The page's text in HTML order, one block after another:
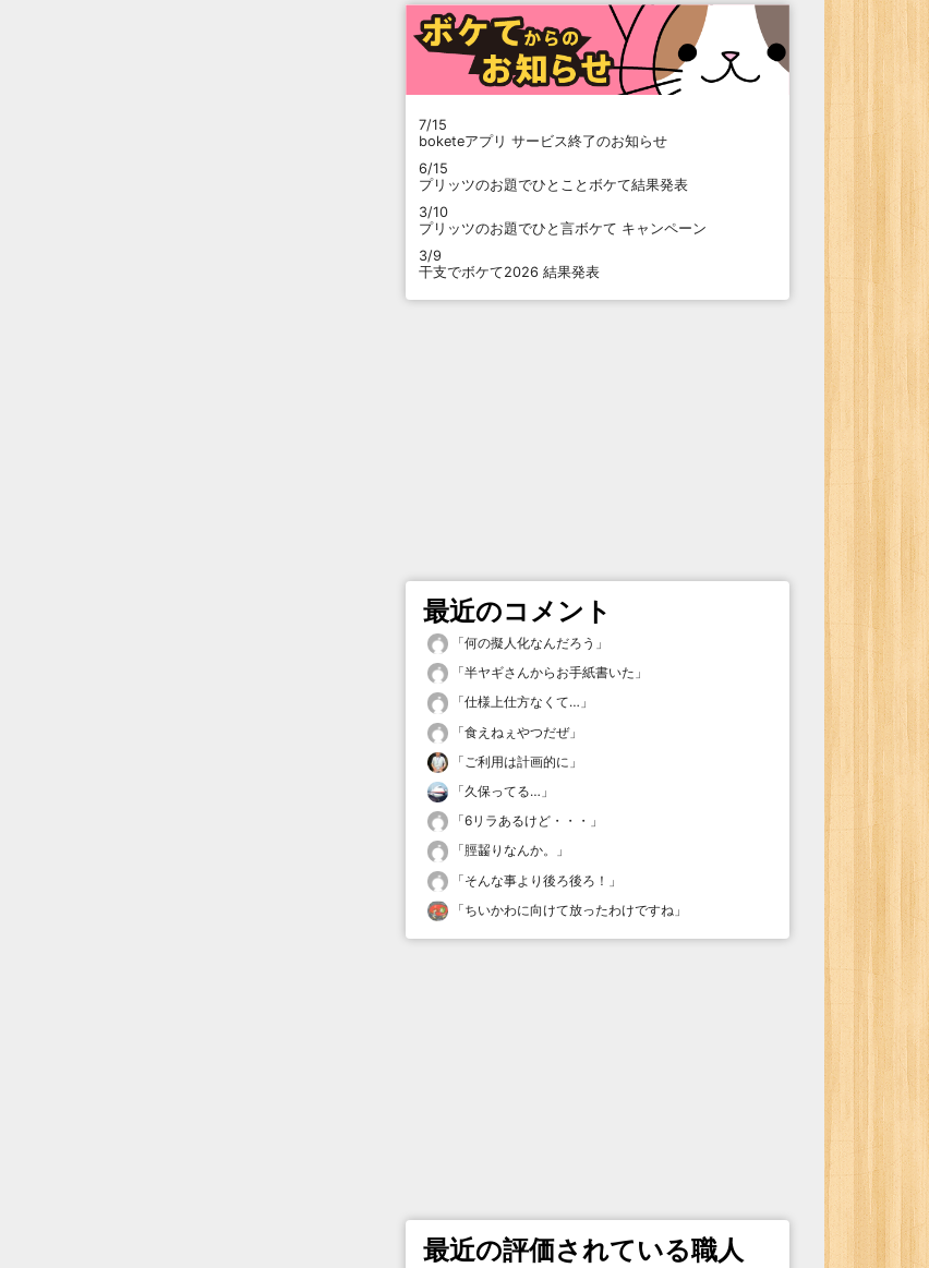
7/15
boketeアプリ サービス終了のお知らせ
6/15
プリッツのお題でひとことボケて結果発表
3/10
プリッツのお題でひと言ボケて キャンペーン
3/9
干支でボケて2026 結果発表
最近のコメント
「何の擬人化なんだろう 」
「半ヤギさんからお手紙書いた 」
「仕様上仕方なくて… 」
「食えねぇやつだぜ」
「 ご利用は計画的に 」
「久保ってる… 」
「6リラあるけど・・・ 」
「脛齧りなんか。
」
「そんな事より後ろ後ろ！ 」
「ちいかわに向けて放ったわけですね 」
最近の評価されている職人